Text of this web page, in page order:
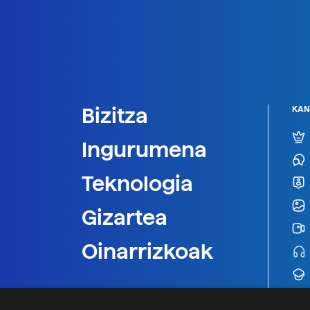
Bizitza
Ingurumena
Teknologia
Gizartea
Oinarrizkoak